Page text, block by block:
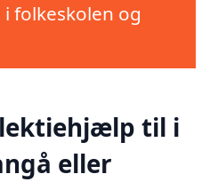
folkeskolen og
til i
eller